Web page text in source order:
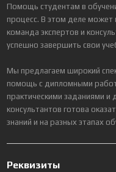
Помощь студентам в
процесс. В этом деле
команда экспертов и
успешно завершить свои
Мы предлагаем широкий
помощь с дипломными
практическими заданиями
консультантов готова
знаний и на разных этапах
Реквизиты